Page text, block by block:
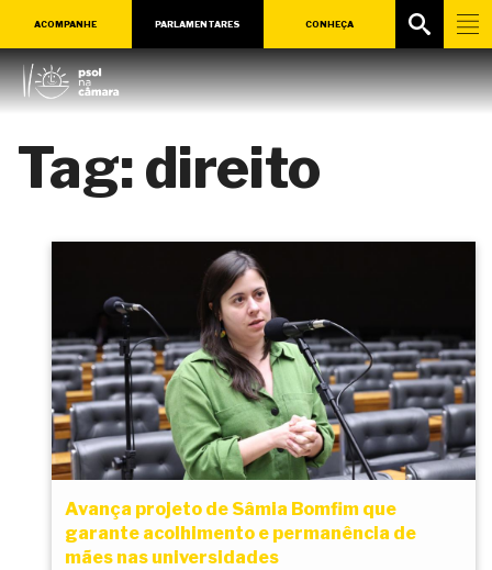
ACOMPANHE PARLAMENTARES CONHEÇA
Tag:direito
Avança projeto de Sâmia Bomfim que
garante acolhimento e permanência de
mães nas universidades